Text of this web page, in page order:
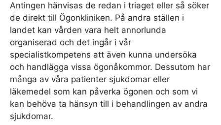
Antingen hänvisas de redan i triaget eller så söker
de direkt till Ögonkliniken. På andra ställen i
landet kan vården vara helt annorlunda
organiserad och det ingår i vår
specialistkompetens att även kunna undersöka
och handlägga vissa ögonåkommor. Dessutom har
många av våra patienter sjukdomar eller
läkemedel som kan påverka ögonen och som vi
kan behöva ta hänsyn till i behandlingen av andra
sjukdomar.